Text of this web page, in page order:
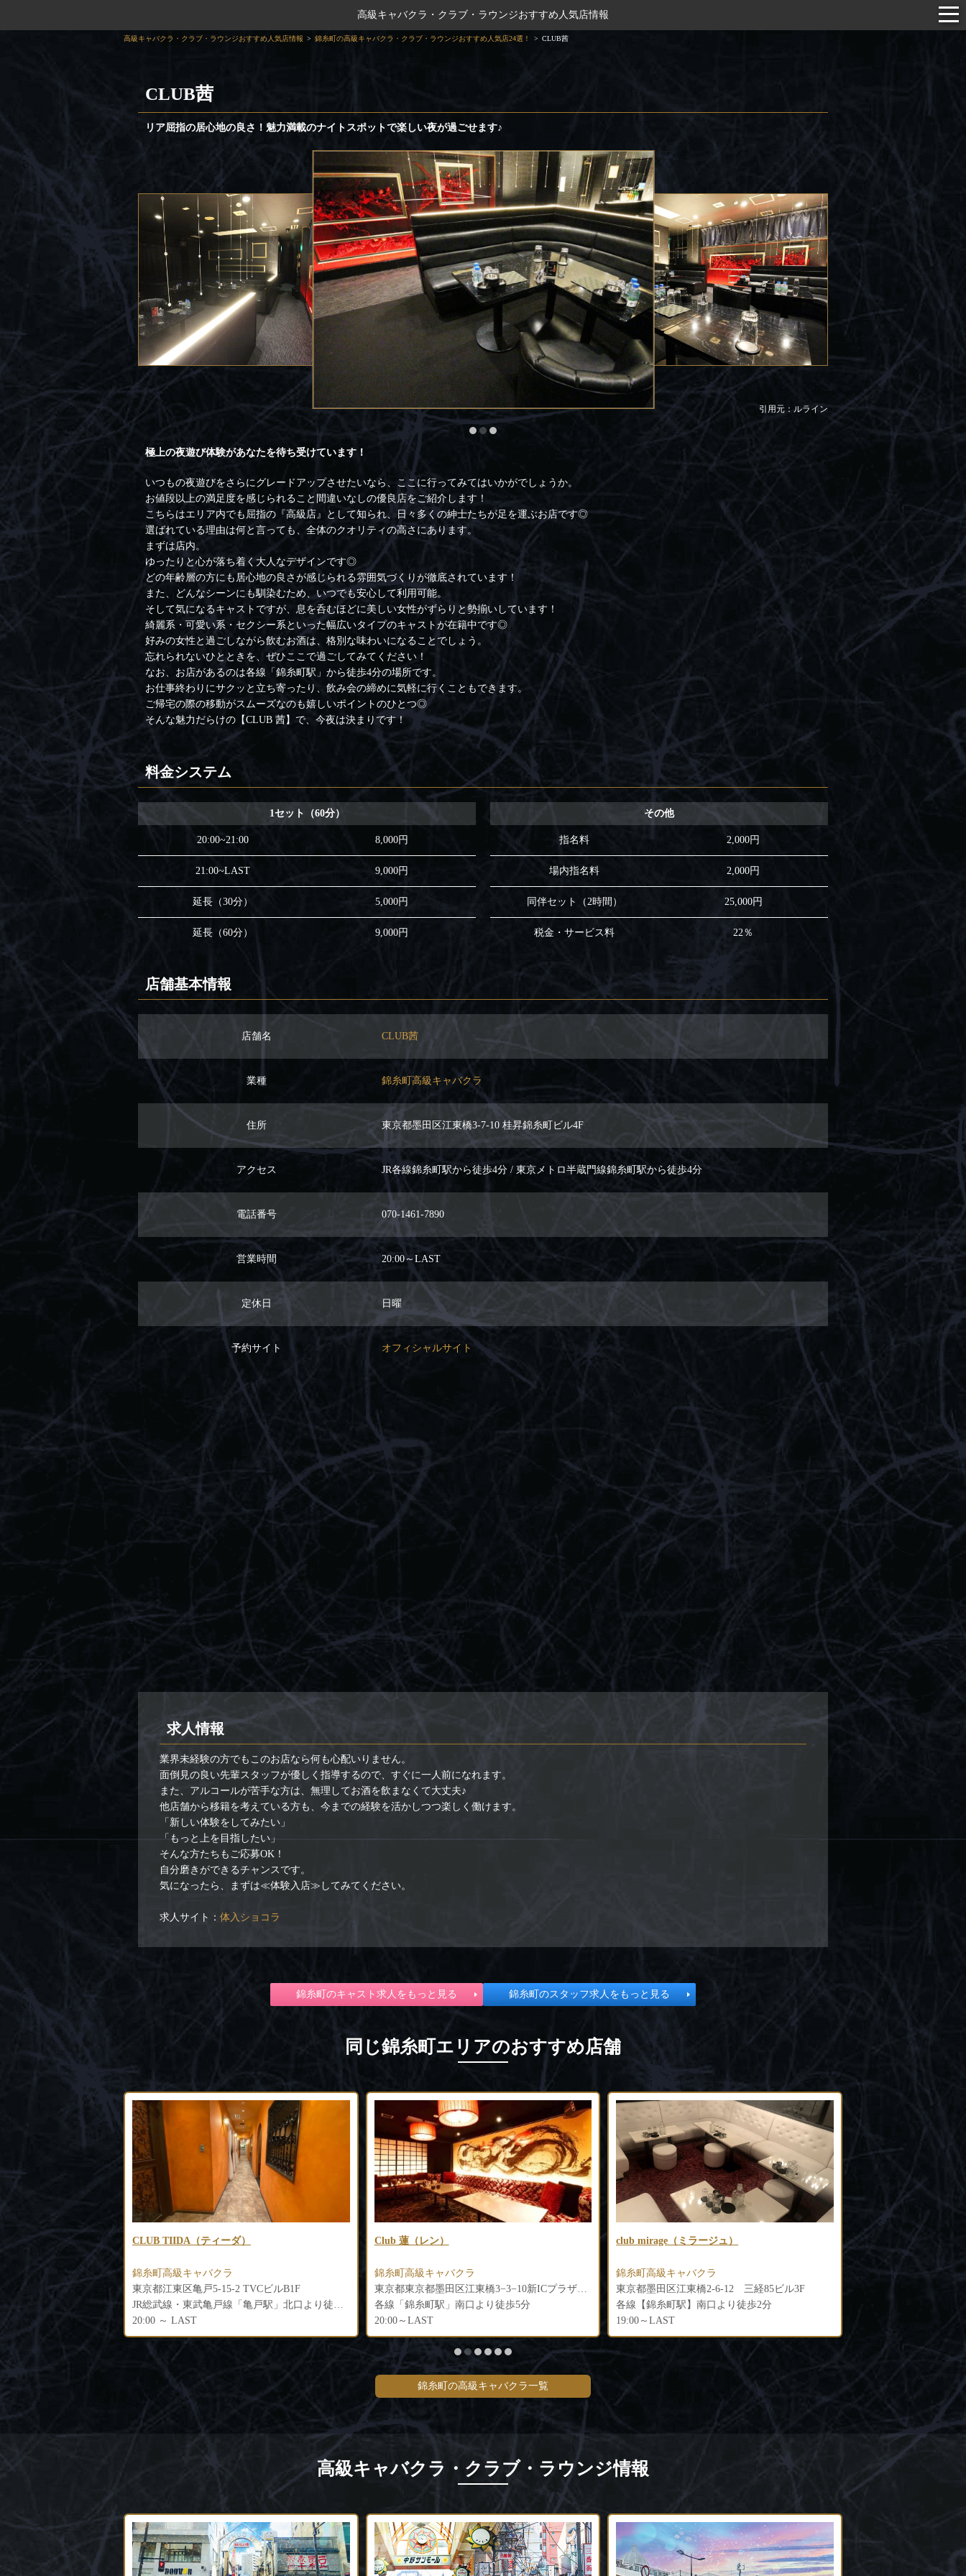
高級キャバクラ・クラブ・ラウンジおすすめ人気店情報
高級キャバクラ・クラブ・ラウンジおすすめ人気店情報 錦糸町の高級キャバクラ・クラブ・ラウンジおすすめ人気店24選！ CLUB茜
CLUB茜
リア屈指の居心地の良さ！魅力満載のナイトスポットで楽しい夜が過ごせます♪
引用元：ルライン
極上の夜遊び体験があなたを待ち受けています！
いつもの夜遊びをさらにグレードアップさせたいなら、ここに行ってみてはいかがでしょうか。
お値段以上の満足度を感じられること間違いなしの優良店をご紹介します！
こちらはエリア内でも屈指の『高級店』として知られ、日々多くの紳士たちが足を運ぶお店です◎
選ばれている理由は何と言っても、全体のクオリティの高さにあります。
まずは店内。
ゆったりと心が落ち着く大人なデザインです◎
どの年齢層の方にも居心地の良さが感じられる雰囲気づくりが徹底されています！
また、どんなシーンにも馴染むため、いつでも安心して利用可能。
そして気になるキャストですが、息を呑むほどに美しい女性がずらりと勢揃いしています！
綺麗系・可愛い系・セクシー系といった幅広いタイプのキャストが在籍中です◎
好みの女性と過ごしながら飲むお酒は、格別な味わいになることでしょう。
忘れられないひとときを、ぜひここで過ごしてみてください！
なお、お店があるのは各線「錦糸町駅」から徒歩4分の場所です。
お仕事終わりにサクッと立ち寄ったり、飲み会の締めに気軽に行くこともできます。
ご帰宅の際の移動がスムーズなのも嬉しいポイントのひとつ◎
そんな魅力だらけの【CLUB 茜】で、今夜は決まりです！
料金システム
1セット（60分）
20:00~21:00 8,000円
21:00~LAST 9,000円
延長（30分） 5,000円
延長（60分） 9,000円
その他
指名料 2,000円
場内指名料 2,000円
同伴セット（2時間） 25,000円
税金・サービス料 22％
店舗基本情報
店舗名 CLUB茜
業種 錦糸町高級キャバクラ
住所 東京都墨田区江東橋3-7-10 桂昇錦糸町ビル4F
アクセス JR各線錦糸町駅から徒歩4分 / 東京メトロ半蔵門線錦糸町駅から徒歩4分
電話番号 070-1461-7890
営業時間 20:00～LAST
定休日 日曜
予約サイト オフィシャルサイト
求人情報
業界未経験の方でもこのお店なら何も心配いりません。
面倒見の良い先輩スタッフが優しく指導するので、すぐに一人前になれます。
また、アルコールが苦手な方は、無理してお酒を飲まなくて大丈夫♪
他店舗から移籍を考えている方も、今までの経験を活かしつつ楽しく働けます。
「新しい体験をしてみたい」
「もっと上を目指したい」
そんな方たちもご応募OK！
自分磨きができるチャンスです。
気になったら、まずは≪体験入店≫してみてください。
求人サイト： 体入ショコラ
錦糸町のキャスト求人をもっと見る 錦糸町のスタッフ求人をもっと見る
同じ錦糸町エリアのおすすめ店舗
ビルB1F
Club 蓮（レン）
錦糸町高級キャバクラ
各線「錦糸町駅」南口より徒歩5分
20:00～LAST
club mirage（ミラージュ）
錦糸町高級キャバクラ
東京都墨田区江東橋2-6-12 三経85ビル3F
各線【錦糸町駅】南口より徒歩2分
19:00～LAST
EXECUTIVE SALON Nanase（エグゼクティブ
錦糸町高級キャバクラ
東京都墨田区江東橋2-6-12 三経85ビル2・4F
各線「錦糸町駅」南口より徒歩5分
19:00～LAST
VICTORIA(ヴィクトリ
錦糸町高級キャバクラ
錦糸町の高級キャバクラ一覧
高級キャバクラ・クラブ・ラウンジ情報